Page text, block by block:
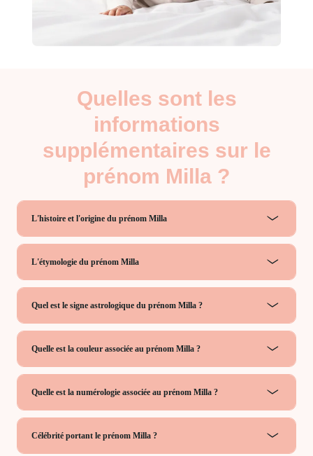
Quelles sont les
informations
supplémentaires sur le
prénom Milla ?
L'histoire et l'origine du prénom Milla
L'étymologie du prénom Milla
Quel est le signe astrologique du prénom Milla ?
Quelle est la couleur associée au prénom Milla ?
Quelle est la numérologie associée au prénom Milla ?
Célébrité portant le prénom Milla ?